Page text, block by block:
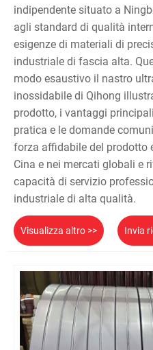
indipendente situato a
agli standard di qualità
esigenze di materiali di
industriale di fascia alta.
modo esaustivo il nastro
inossidabile di Qihong
prodotto, i vantaggi
pratica e le domande
forza affidabile del prodotto
Cina e nei mercati globali e
capacità di servizio
industriale di alta qualità.
Visualizza altro >> Invia